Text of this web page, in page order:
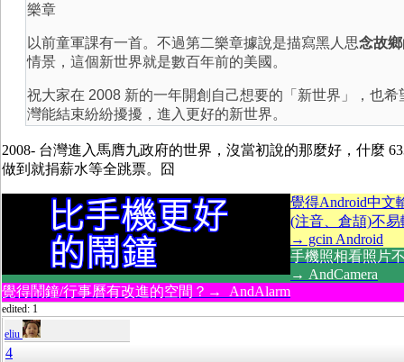
樂章
以前童軍課有一首。不過第二樂章據說是描寫黑人思念故鄉
情景，這個新世界就是數百年前的美國。
祝大家在 2008 新的一年開創自己想要的「新世界」，也希
灣能結束紛紛擾擾，進入更好的新世界。
2008- 台灣進入馬膺九政府的世界，沒當初說的那麼好，什麼
做到就捐薪水等全跳票。囧
覺得Android中文
(注音、倉頡)不易
→ gcin Android
手機照相看照片
→ AndCamera
覺得鬧鐘/行事曆有改進的空間？→ AndAlarm
edited: 1
eliu
4